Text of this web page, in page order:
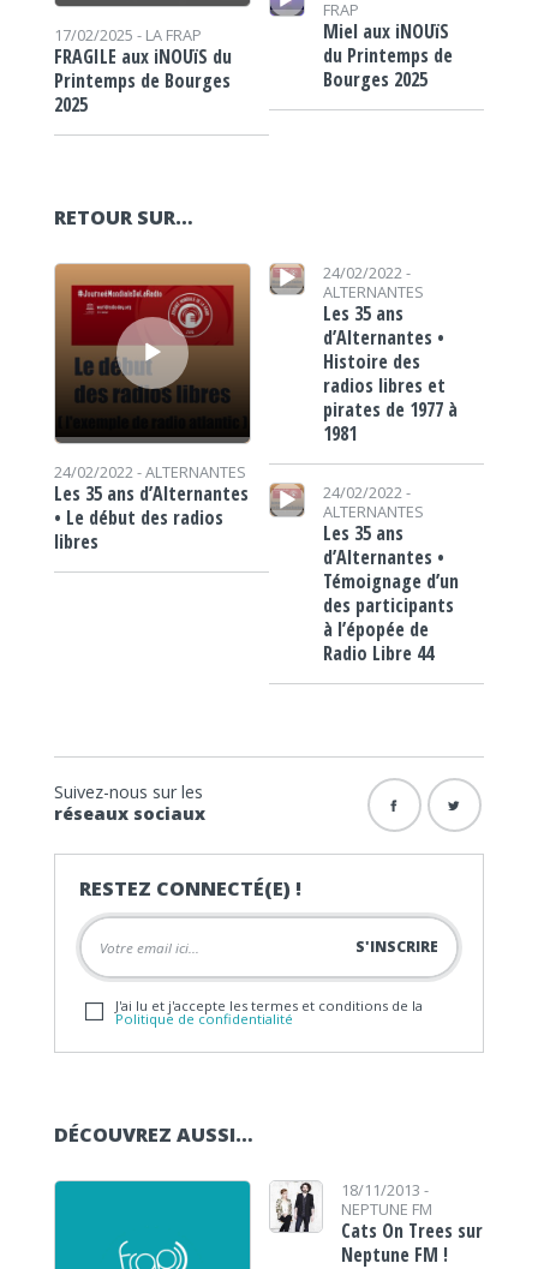
17/02/2025 - LA FRAP
FRAGILE aux iNOUïS du
Printemps de Bourges
2025
FRAP
Miel aux iNOUïS
du Printemps de
Bourges 2025
RETOUR SUR…
Lecteur audio
24/02/2022 -ALTERNANTES
Les 35 ans d’Alternantes
• Le début des radios
libres
Lecteur audio
24/02/2022 -
ALTERNANTES
Les 35 ans
d’Alternantes •
Histoire des
radios libres et
pirates de 1977 à
1981
Lecteur audio
24/02/2022 -
ALTERNANTES
Les 35 ans
d’Alternantes •
Témoignage d’un
des participants
à l’épopée de
Radio Libre 44
Suivez-nous sur les
réseaux sociaux
RESTEZ CONNECTÉ(E) !
J'ai lu et j'accepte les termes et conditions de la
Politique de confidentialité
DÉCOUVREZ AUSSI…
18/11/2013 -
NEPTUNE FM
Cats On Trees sur
Neptune FM !